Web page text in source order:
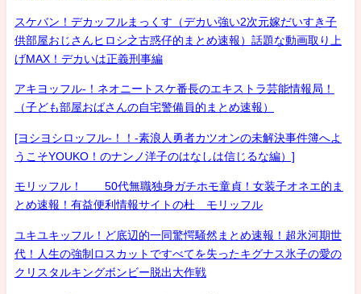
スケバン！デカッフルまっくす（デカい強い2次元嫁だいすき子
供部屋おじさんヒロシ之古惑仔的まとめ速報）話題な動画取り上
げMAX！デカいは正義刑事編
アキヨッフル-！ネオニートスケ番長のエキストラ芸能情報局！
（子ども部屋おばさんの自宅警備員的まとめ速報）
[ヨシヨシロッフル-！！-素浪人勇者カツオンの未解決事件簿へよ
うこそYOUKO！のナンノ洋子のはなしは信じるな編）]
モリッフル！ 50代無職独身ガチホモ童貞！女装子オネエ的ま
とめ速報！有益便利情報サイトの杜 モリッフル
ユキユキッフル！ど底辺的一同驚愕騒然まとめ速報！超氷河期世
代！人生の強制ロスカットですべてを失ったキグナス氷子の愛の
クリスタルキングボンビー脱出大作戦